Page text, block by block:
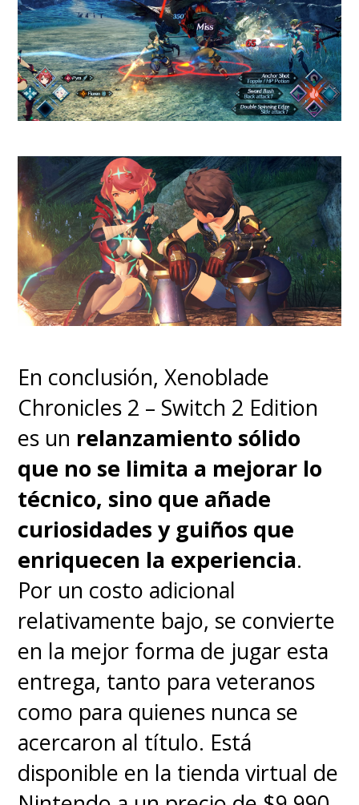
En conclusión, Xenoblade
Chronicles 2 – Switch 2 Edition
es un relanzamiento sólido
que no se limita a mejorar lo
técnico, sino que añade
curiosidades y guiños que
enriquecen la experiencia.
Por un costo adicional
relativamente bajo, se convierte
en la mejor forma de jugar esta
entrega, tanto para veteranos
como para quienes nunca se
acercaron al título. Está
disponible en la tienda virtual de